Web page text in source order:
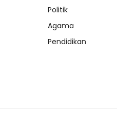
Politik
Agama
Pendidikan